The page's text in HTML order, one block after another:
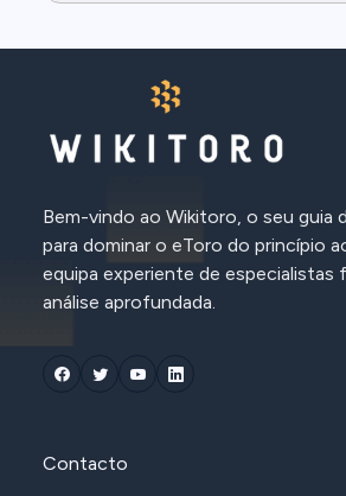
Bem-vindo ao Wikitoro, o seu guia
para dominar o eToro do princípio
equipa experiente de especialistas
análise aprofundada.
Contacto